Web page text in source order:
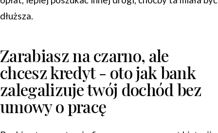
dłuższa.
Zarabiasz na czarno, ale
chcesz kredyt - oto jak bank
zalegalizuje twój dochód bez
umowy o pracę